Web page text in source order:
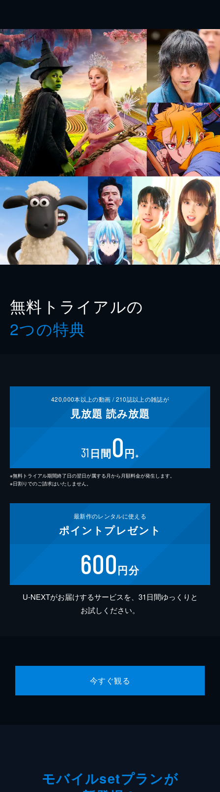
無料トライアルの
2つの特典
420,000本以上の動画 /210誌以上の雑誌が
見放題 読み放題
31 日間0円 ※
※無料トライアル期間終了日の翌日が属する月から月額料金が発生します。
※日割りでのご請求はいたしません。
最新作のレンタルに使える
ポイント プレゼント
600円分
U-NEXTがお届けするサービスを、31日間ゆっくりと
お試しください。
今すぐ観る
モバイルsetプランが